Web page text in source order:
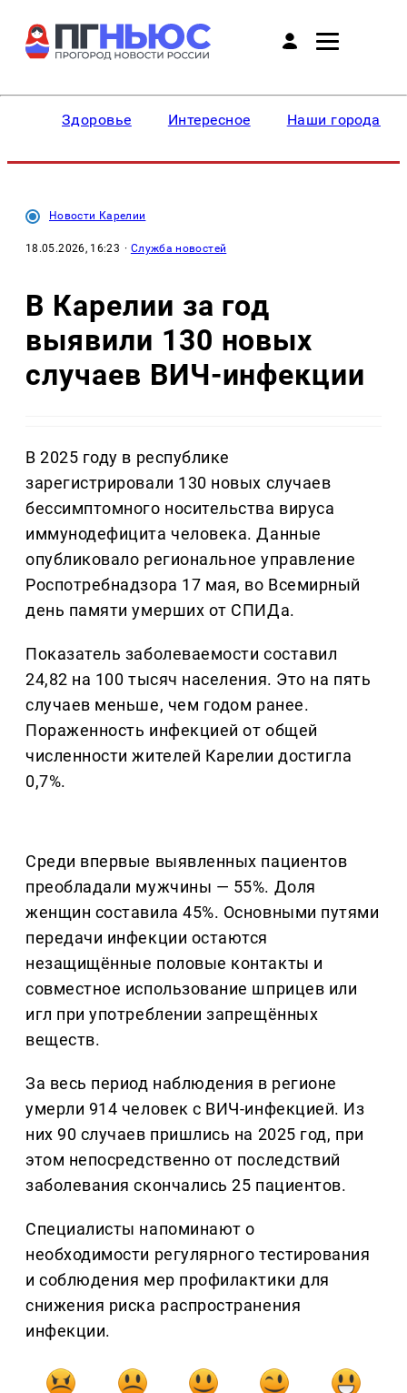
Здоровье Интересное Наши города
Новости Карелии
18.05.2026, 16:23 · Служба новостей
В Карелии за год
выявили 130 новых
случаев ВИЧ-инфекции
В 2025 году в республике
зарегистрировали 130 новых случаев
бессимптомного носительства вируса
иммунодефицита человека. Данные
опубликовало региональное управление
Роспотребнадзора 17 мая, во Всемирный
день памяти умерших от СПИДа.
Показатель заболеваемости составил
24,82 на 100 тысяч населения. Это на пять
случаев меньше, чем годом ранее.
Пораженность инфекцией от общей
численности жителей Карелии достигла
0,7%.
Среди впервые выявленных пациентов
преобладали мужчины — 55%. Доля
женщин составила 45%. Основными путями
передачи инфекции остаются
незащищённые половые контакты и
совместное использование шприцев или
игл при употреблении запрещённых
веществ.
За весь период наблюдения в регионе
умерли 914 человек с ВИЧ-инфекцией. Из
них 90 случаев пришлись на 2025 год, при
этом непосредственно от последствий
заболевания скончались 25 пациентов.
Специалисты напоминают о
необходимости регулярного тестирования
и соблюдения мер профилактики для
снижения риска распространения
инфекции.